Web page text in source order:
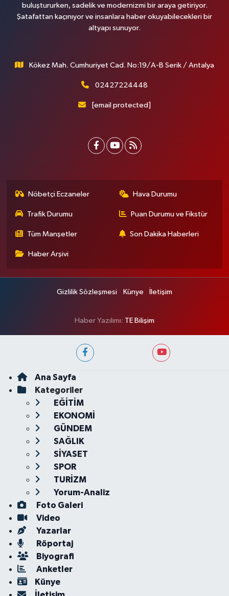
buluştururken, sadelik ve modernizmi bir araya getiriyor.
Şatafattan kaçınıyor ve insanlara haber okuyabilecekleri bir
altyapı sunuyor.
Kökez Mah. Cumhuriyet Cad. No:19/A-B Serik / Antalya
02427224448
[email protected]
Nöbetçi Eczaneler Hava Durumu
Trafik Durumu Puan Durumu ve Fikstür
Tüm Manşetler Son Dakika Haberleri
Haber Arşivi
Gizlilik Sözleşmesi Künye İletişim
Haber Yazılımı: TE Bilişim
Ana Sayfa
Kategoriler
EĞİTİM
EKONOMİ
GÜNDEM
SAĞLIK
SİYASET
SPOR
TURİZM
Yorum-Analiz
Foto Galeri
Video
Yazarlar
Röportaj
Biyografi
Anketler
Künye